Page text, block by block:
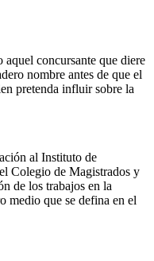
aquel concursante que diere
nombre antes de que el
pretenda influir sobre la
al Instituto de
Colegio de Magistrados y
de los trabajos en la
medio que se defina en el